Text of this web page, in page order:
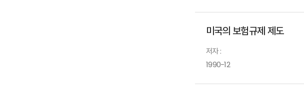
미국의 보험규제 제도
저자 :
1990-12